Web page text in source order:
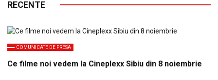
RECENTE
COMUNICATE DE PRESA
Ce filme noi vedem la Cineplexx Sibiu din 8 noiembrie